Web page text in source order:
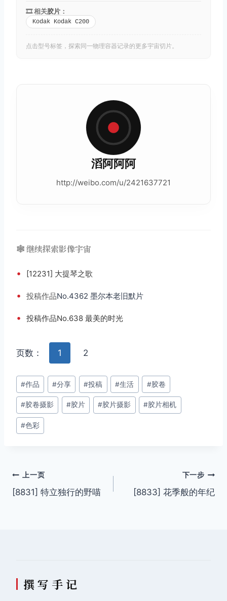
🎞️ 相关胶片 ：
Kodak Kodak C200
点击型号标签，探索同一物理容器记录的更多宇宙切片。
滔阿阿阿
http://weibo.com/u/2421637721
🕸️ 继续探索影像宇宙
• [12231] 大提琴之歌
• 投稿作品No.4362 墨尔本老旧默片
• 投稿作品No.638 最美的时光
页数： 1 2
文
章
标
签：
#作品 #分享 #投稿 #生活 #胶卷
#胶卷摄影 #胶片 #胶片摄影 #胶片相机
#色彩
文
章
上一页
[8831] 特立独行的野喵
下一步
[8833] 花季般的年纪
撰 写 手 记